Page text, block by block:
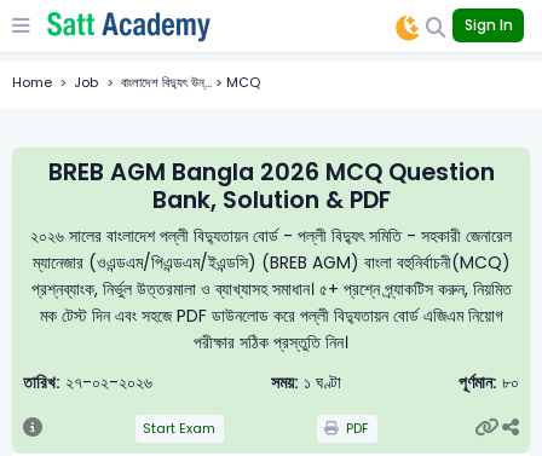
Sign In
Home Job বাংলাদেশ বিদ্যুৎ উন্... > MCQ
BREB AGM Bangla 2026 MCQ Question
Bank, Solution & PDF
২০২৬ সালের বাংলাদেশ পল্লী বিদ্যুতায়ন বোর্ড - পল্লী বিদ্যুৎ সমিতি - সহকারী জেনারেল
ম্যানেজার (ওএন্ডএম/পিএন্ডএম/ইএন্ডসি) (BREB AGM) বাংলা বহুনির্বাচনী(MCQ)
প্রশ্নব্যাংক, নির্ভুল উত্তরমালা ও ব্যাখ্যাসহ সমাধান। ৫+ প্রশ্নে প্র্যাকটিস করুন, নিয়মিত
মক টেস্ট দিন এবং সহজে PDF ডাউনলোড করে পল্লী বিদ্যুতায়ন বোর্ড এজিএম নিয়োগ
পরীক্ষার সঠিক প্রস্তুতি নিন।
তারিখ: ২৭-০২-২০২৬ সময়: ১ ঘণ্টা পূর্ণমান: ৮০
Start Exam PDF